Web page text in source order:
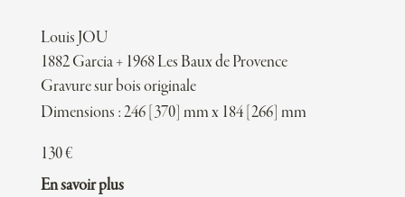
Louis JOU
1882 Garcia + 1968 Les Baux de Provence
Gravure sur bois originale
Dimensions : 246 [370] mm x 184 [266] mm
130€
En savoir plus